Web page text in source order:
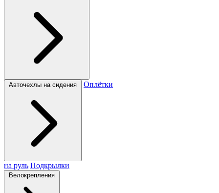
Авточехлы на сидения Оплётки
на руль Подкрылки
Велокрепления